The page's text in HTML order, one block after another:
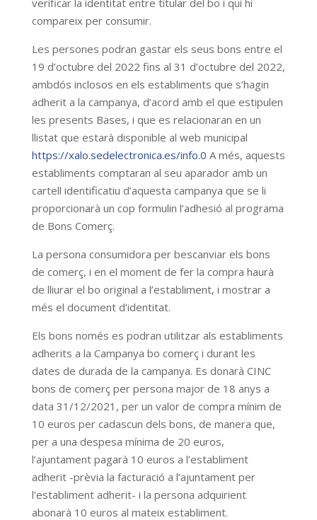
verificar la identitat entre titular del bo i qui hi
compareix per consumir.
Les persones podran gastar els seus bons entre el
19 d’octubre del 2022 fins al 31 d’octubre del 2022,
ambdós inclosos en els establiments que s’hagin
adherit a la campanya, d’acord amb el que estipulen
les presents Bases, i que es relacionaran en un
llistat que estarà disponible al web municipal
https://xalo.sedelectronica.es/info.0 A més, aquests
establiments comptaran al seu aparador amb un
cartell identificatiu d’aquesta campanya que se li
proporcionarà un cop formulin l’adhesió al programa
de Bons Comerç.
La persona consumidora per bescanviar els bons
de comerç, i en el moment de fer la compra haurà
de lliurar el bo original a l’establiment, i mostrar a
més el document d’identitat.
Els bons només es podran utilitzar als establiments
adherits a la Campanya bo comerç i durant les
dates de durada de la campanya. Es donarà CINC
bons de comerç per persona major de 18 anys a
data 31/12/2021, per un valor de compra mínim de
10 euros per cadascun dels bons, de manera que,
per a una despesa mínima de 20 euros,
l’ajuntament pagarà 10 euros a l’establiment
adherit -prèvia la facturació a l’ajuntament per
l’establiment adherit- i la persona adquirient
abonarà 10 euros al mateix establiment.